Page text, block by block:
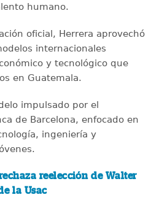
humano.
oficial, Herrera aprovechó
internacionales
y tecnológico que
en Guatemala.
impulsado por el
de Barcelona, enfocado en
ingeniería y
reelección de Walter
la Usac